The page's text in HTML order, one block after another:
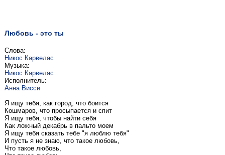
Любовь - это ты
Слова:
Никос Карвелас
Музыка:
Никос Карвелас
Исполнитель:
Анна Висси
Я ищу тебя, как город, что боится
Кошмаров, что просыпается и спит
Я ищу тебя, чтобы найти себя
Как ложный декабрь в пальто моем
Я ищу тебя сказать тебе "я люблю тебя"
И пусть я не знаю, что такое любовь,
Что такое любовь,